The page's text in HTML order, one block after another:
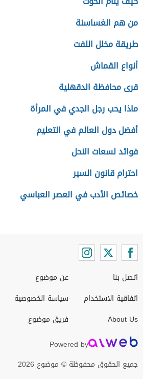
من هم الغساسنة
طريقة مخلل اللفت
أنواع القماش
قرى محافظة الدقهلية
ماذا يحب رجل الجدي في المرأة
أفضل دول العالم في التعليم
فوائد لسعات النحل
احترام قانون السير
خصائص الأدب في العصر العباسي
اتصل بنا
اتفاقية الاستخدام
About Us
عن موضوع
سياسة الخصوصية
فريق موضوع
Powered by
جميع الحقوق محفوظة © موضوع 2026